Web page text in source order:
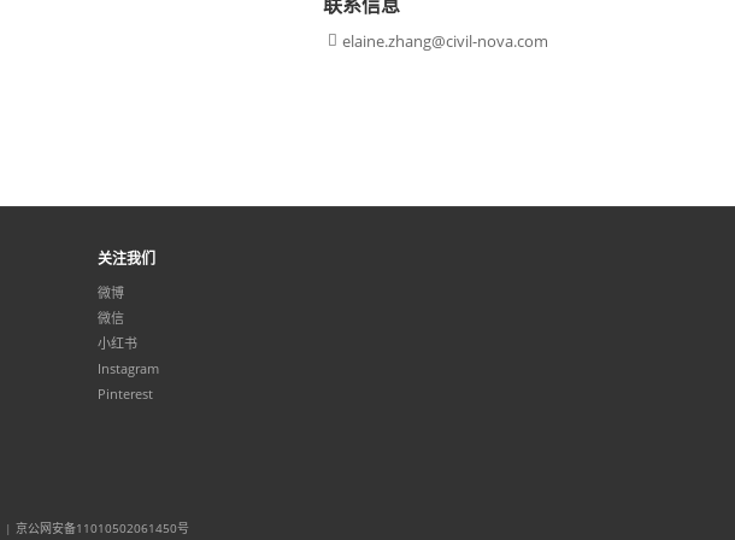
 elaine.zhang@civil-nova.com
关注我们
微博
微信
小红书
Instagram
Pinterest
| 京公网安备11010502061450号